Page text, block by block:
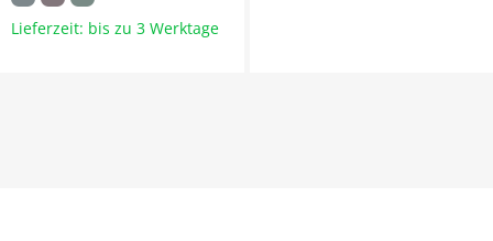
Lieferzeit: bis zu 3 Werktage